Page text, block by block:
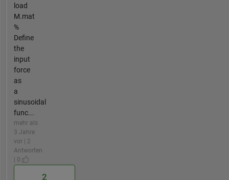
load
M.mat
%
Define
the
input
force
as
a
sinusoidal
func...
mehr als
3 Jahre
vor | 2
Antworten
| 0
2